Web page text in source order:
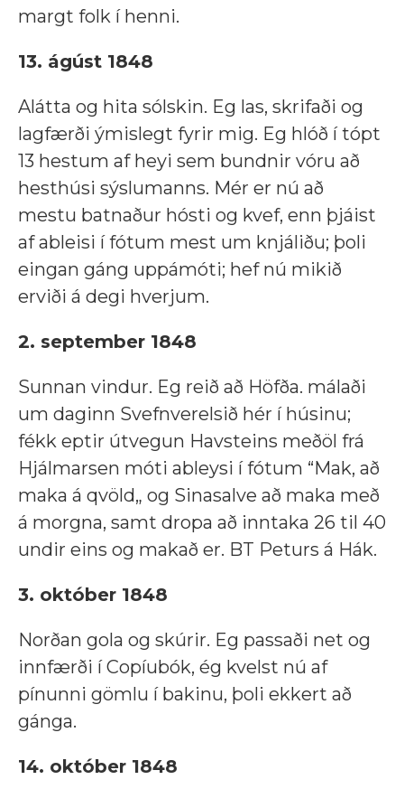
margt folk í henni.
13. ágúst 1848
Alátta og hita sólskin. Eg las, skrifaði og
lagfærði ýmislegt fyrir mig. Eg hlóð í tópt
13 hestum af heyi sem bundnir vóru að
hesthúsi sýslumanns. Mér er nú að
mestu batnaður hósti og kvef, enn þjáist
af ableisi í fótum mest um knjáliðu; þoli
eingan gáng uppámóti; hef nú mikið
erviði á degi hverjum.
2. september 1848
Sunnan vindur. Eg reið að Höfða. málaði
um daginn Svefnverelsið hér í húsinu;
fékk eptir útvegun Havsteins meðöl frá
Hjálmarsen móti ableysi í fótum “Mak, að
maka á qvöld„ og Sinasalve að maka með
á morgna, samt dropa að inntaka 26 til 40
undir eins og makað er. BT Peturs á Hák.
3. október 1848
Norðan gola og skúrir. Eg passaði net og
innfærði í Copíubók, ég kvelst nú af
pínunni gömlu í bakinu, þoli ekkert að
gánga.
14. október 1848